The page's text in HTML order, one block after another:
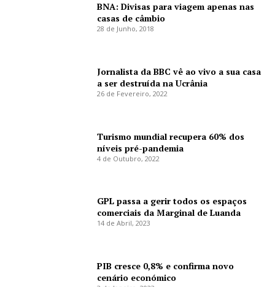
BNA: Divisas para viagem apenas nas
casas de câmbio
28 de Junho, 2018
Jornalista da BBC vê ao vivo a sua casa
a ser destruída na Ucrânia
26 de Fevereiro, 2022
Turismo mundial recupera 60% dos
níveis pré-pandemia
4 de Outubro, 2022
GPL passa a gerir todos os espaços
comerciais da Marginal de Luanda
14 de Abril, 2023
PIB cresce 0,8% e confirma novo
cenário económico